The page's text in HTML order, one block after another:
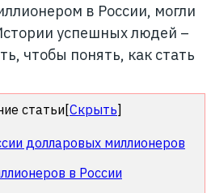
в России, могли
успешных людей –
чтобы понять, как стать
статьи [Скрыть]
долларовых миллионеров
в России